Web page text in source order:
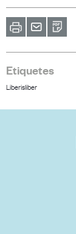
ImprimirEnvia
a
amic
PDF
Etiquetes
Liberisliber